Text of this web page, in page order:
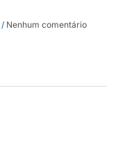
Nenhum comentário